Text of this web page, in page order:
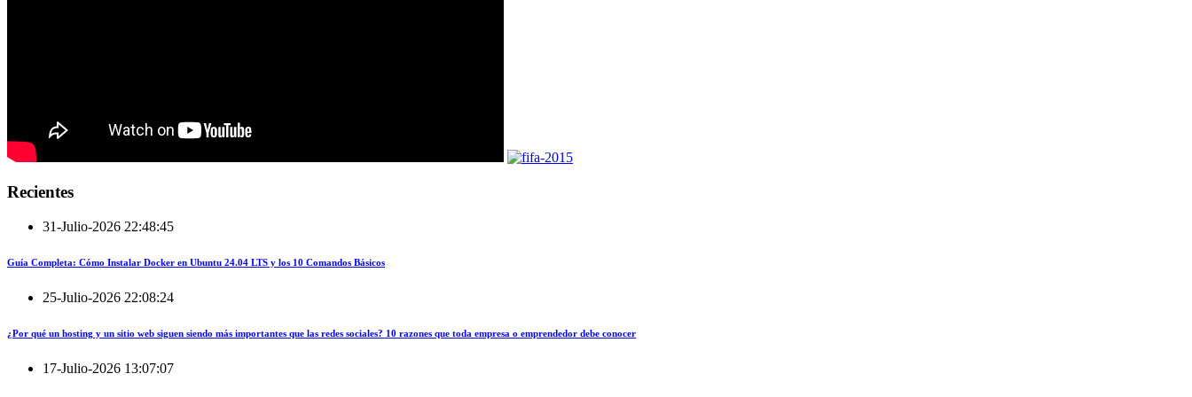
Recientes
31-Julio-2026 22:48:45
Guía Completa: Cómo Instalar Docker en Ubuntu 24.04 LTS y los 10 Comandos Básicos
25-Julio-2026 22:08:24
¿Por qué un hosting y un sitio web siguen siendo más importantes que las redes sociales? 10 razones que toda empresa o emprendedor debe conocer
17-Julio-2026 13:07:07